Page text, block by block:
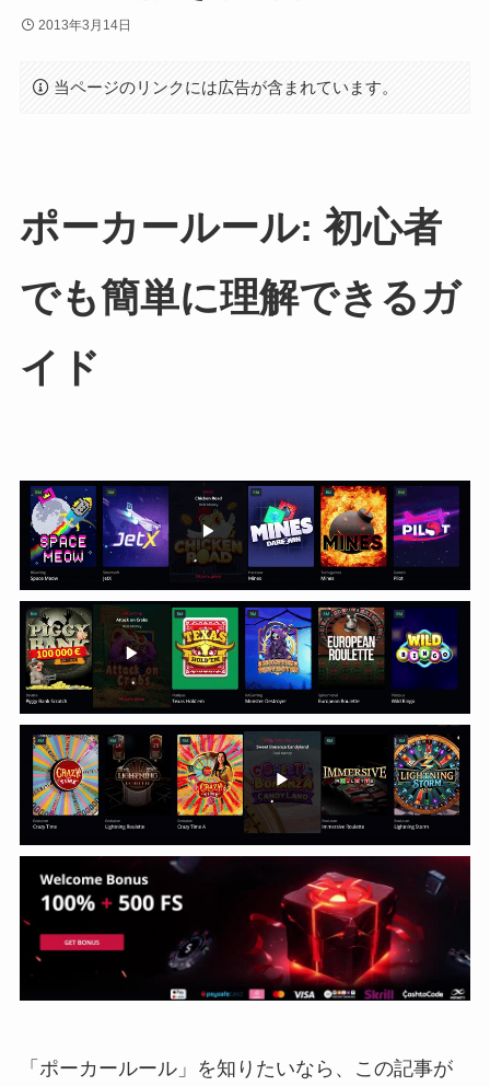
2013年3月14日
当ページのリンクには広告が含まれています。
ポーカールール: 初心者
でも簡単に理解できるガ
イド
「ポーカールール」を知りたいなら、この記事が